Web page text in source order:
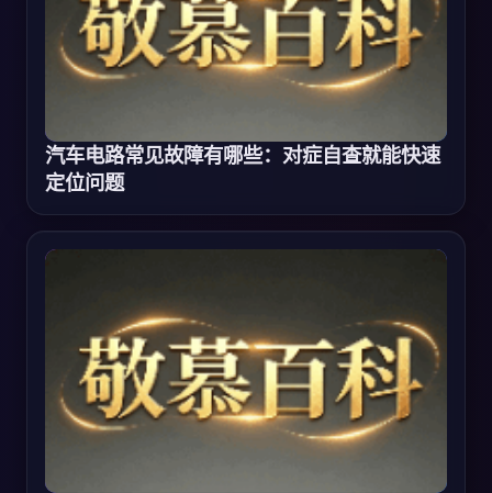
汽车电路常见故障有哪些：对症自查就能快速
定位问题